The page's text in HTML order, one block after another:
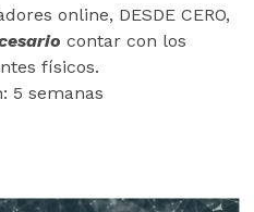
online, DESDE CERO,
contar con los
físicos.
5 semanas